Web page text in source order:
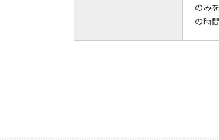
のみ
の時